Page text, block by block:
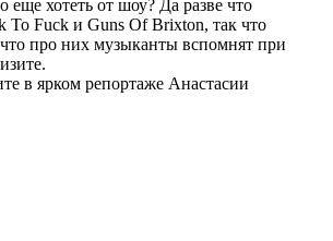
хотеть от шоу? Да разве что
To Fuck и Guns Of Brixton, так что
что про них музыканты вспомнят при
в ярком репортаже Анастасии